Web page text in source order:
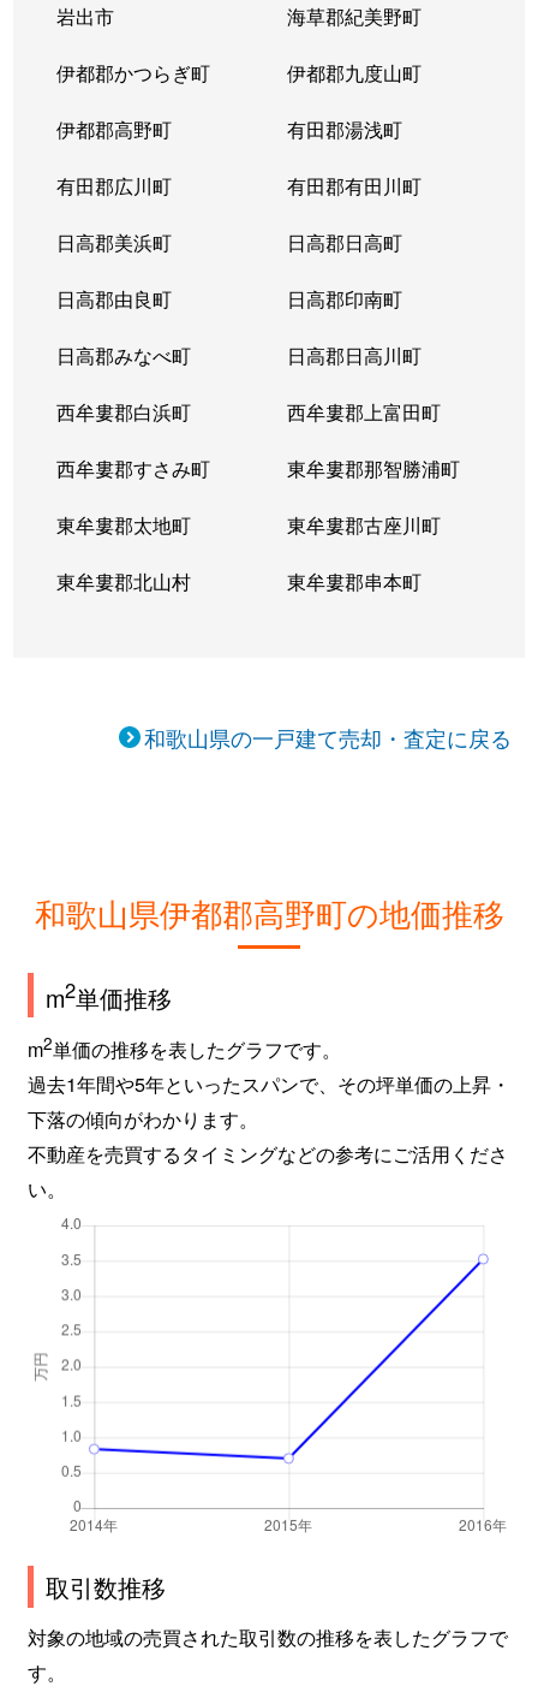
岩出市 海草郡紀美野町
伊都郡かつらぎ町 伊都郡九度山町
伊都郡高野町 有田郡湯浅町
有田郡広川町 有田郡有田川町
日高郡美浜町 日高郡日高町
日高郡由良町 日高郡印南町
日高郡みなべ町 日高郡日高川町
西牟婁郡白浜町 西牟婁郡上富田町
西牟婁郡すさみ町 東牟婁郡那智勝浦町
東牟婁郡太地町 東牟婁郡古座川町
東牟婁郡北山村 東牟婁郡串本町
和歌山県の一戸建て売却・査定に戻る
和歌山県伊都郡高野町の地価推移
m2単価推移
m2単価の推移を表したグラフです。
過去1年間や5年といったスパンで、その坪単価の上昇・
下落の傾向がわかります。
不動産を売買するタイミングなどの参考にご活用くださ
い。
取引数推移
対象の地域の売買された取引数の推移を表したグラフで
す。